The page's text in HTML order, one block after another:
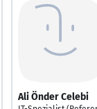
Ali Önder Celebi